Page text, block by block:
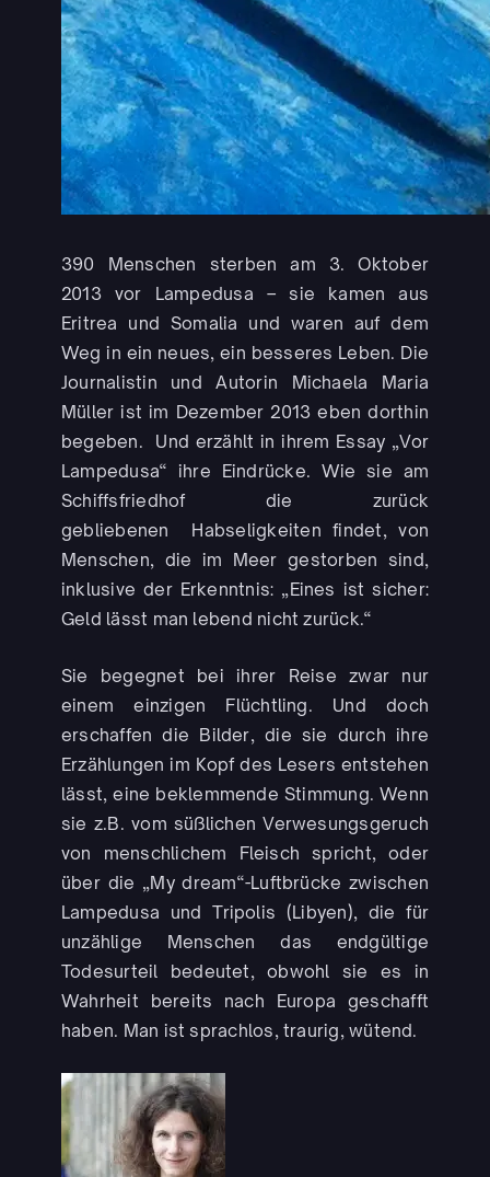
390 Menschen sterben am 3. Oktober
2013 vor Lampedusa – sie kamen aus
Eritrea und Somalia und waren auf dem
Weg in ein neues, ein besseres Leben. Die
Journalistin und Autorin Michaela Maria
Müller ist im Dezember 2013 eben dorthin
begeben. Und erzählt in ihrem Essay „Vor
Lampedusa“ ihre Eindrücke. Wie sie am
Schiffsfriedhof die zurück
gebliebenen Habseligkeiten findet, von
Menschen, die im Meer gestorben sind,
inklusive der Erkenntnis: „Eines ist sicher:
Geld lässt man lebend nicht zurück.“
Sie begegnet bei ihrer Reise zwar nur
einem einzigen Flüchtling. Und doch
erschaffen die Bilder, die sie durch ihre
Erzählungen im Kopf des Lesers entstehen
lässt, eine beklemmende Stimmung. Wenn
sie z.B. vom süßlichen Verwesungsgeruch
von menschlichem Fleisch spricht, oder
über die „My dream“-Luftbrücke zwischen
Lampedusa und Tripolis (Libyen), die für
unzählige Menschen das endgültige
Todesurteil bedeutet, obwohl sie es in
Wahrheit bereits nach Europa geschafft
haben. Man ist sprachlos, traurig, wütend.